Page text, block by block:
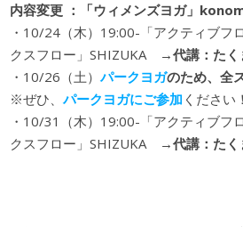
内容変更 ：「ウィメンズヨガ」
・10/24（木）19:00-「アクティブフ
クスフロー」SHIZUKA →代講： たく
・10/26（土）パークヨガのため、全
※ぜひ、パークヨガにご参加 ください！
・10/31（木）19:00-「アクティブフ
クスフロー」SHIZUKA →代講： たく